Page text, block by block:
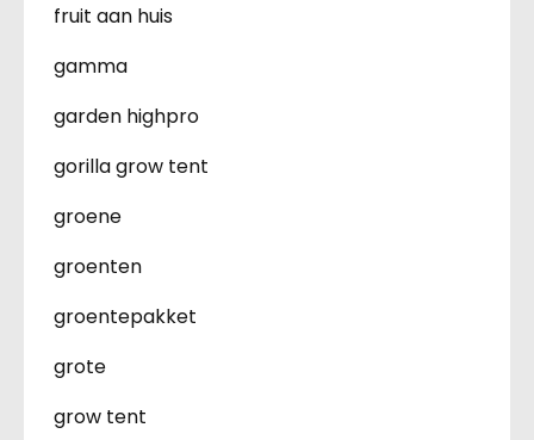
fruit aan huis
gamma
garden highpro
gorilla grow tent
groene
groenten
groentepakket
grote
grow tent